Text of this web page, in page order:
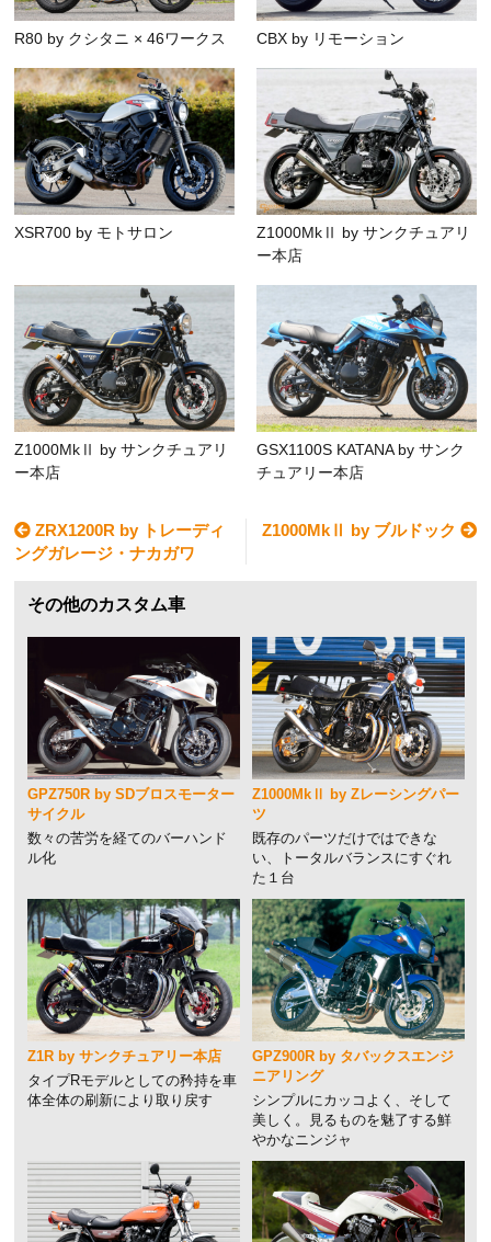
R80 by クシタニ × 46ワークス CBX by リモーション
XSR700 by モトサロン
Z1000MkⅡ by サンクチュアリ
ー本店
Z1000MkⅡ by サンクチュアリ
ー本店
GSX1100S KATANA by サンク
チュアリー本店
ZRX1200R by トレーディ
ングガレージ・ナカガワ
Z1000MkⅡ by ブルドック
その他のカスタム車
GPZ750R by SDブロスモーター
サイクル
数々の苦労を経てのバーハンド
ル化
Z1000MkⅡ by Zレーシングパー
ツ
既存のパーツだけではできな
い、トータルバランスにすぐれ
た１台
Z1R by サンクチュアリー本店
タイプRモデルとしての矜持を車
体全体の刷新により取り戻す
GPZ900R by タバックスエンジ
ニアリング
シンプルにカッコよく、そして
美しく。見るものを魅了する鮮
やかなニンジャ